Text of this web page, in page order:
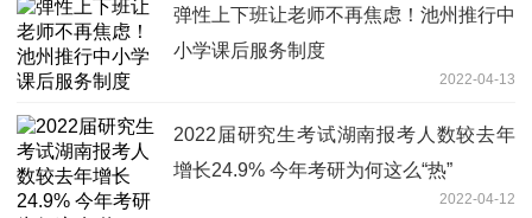
弹性上下班让老师不再焦虑！池州推行中
小学课后服务制度
2022-04-13
2022届研究生考试湖南报考人数较去年
增长24.9% 今年考研为何这么“热”
2022-04-12